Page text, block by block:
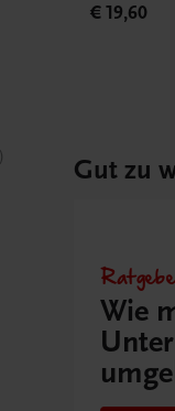
€ 19,60
Gut zu
Wie